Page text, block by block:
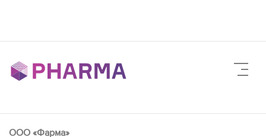
ООО «Фарма»